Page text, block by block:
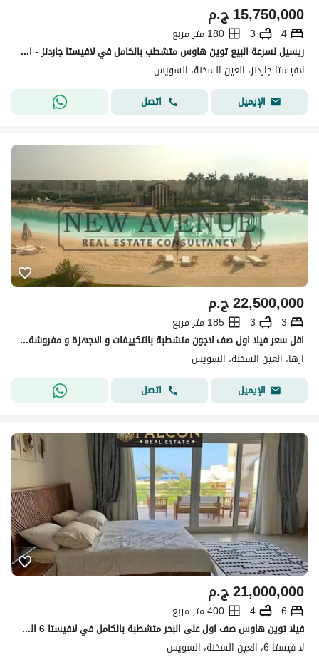
ج.م15,750,000
4
3
180 متر مربع
ريسيل لسرعة البيع توين هاوس متشطب بالكامل في لافيستا جاردنز - العين السخنه استلام فوري
لافيستا جاردنز، العين السخنة، السويس
الإيميل
اتصل
ج.م22,500,000
3
3
185 متر مربع
اقل سعر فيلا اول صف لاجون متشطبة بالتكييفات و الاجهزة و مفروشة استلام فوري للبيع في ازها السخنة Azha Sokhna
ازها، العين السخنة، السويس
الإيميل
اتصل
ج.م21,000,000
6
4
400 متر مربع
فيلا توين هاوس صف اول على البحر متشطبة بالكامل في لافيستا 6 العين السخنه
لا فيستا 6، العين السخنة، السويس